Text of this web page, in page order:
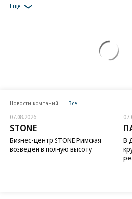
Еще
Новости компаний Все
07.08.2026
STONE
Бизнес-центр STONE Римская
возведен в полную высоту
В